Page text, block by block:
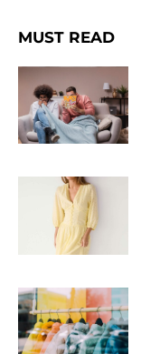
MUST READ